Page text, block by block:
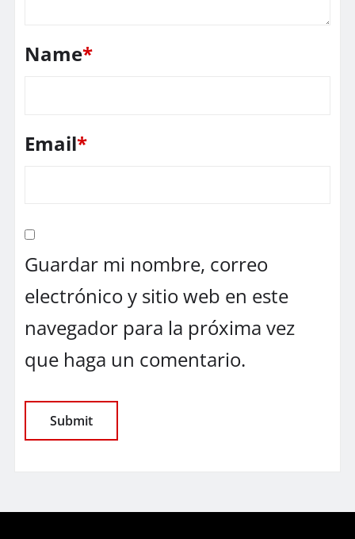
Name*
Email*
Guardar mi nombre, correo
electrónico y sitio web en este
navegador para la próxima vez
que haga un comentario.